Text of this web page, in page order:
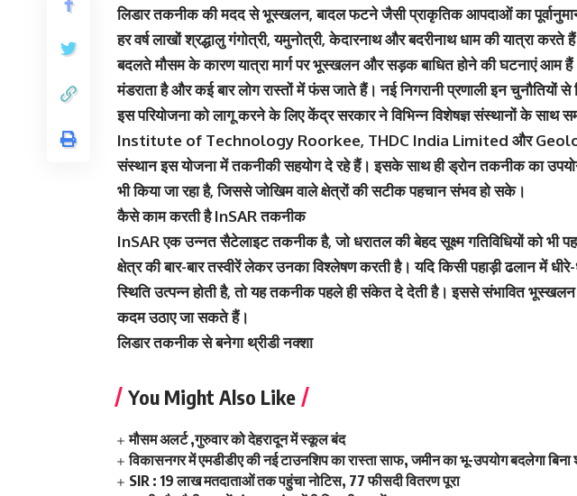
लिडार तकनीक की मदद से भूस्खलन, बादल फटने जैसी प्राकृतिक आपदाओं का
हर वर्ष लाखों श्रद्धालु गंगोत्री, यमुनोत्री, केदारनाथ और बदरीनाथ धाम की यात्रा
बदलते मौसम के कारण यात्रा मार्ग पर भूस्खलन और सड़क बाधित होने की घटनाएं आम हैं।
मंडराता है और कई बार लोग रास्तों में फंस जाते हैं। नई निगरानी प्रणाली इन चुनौतियों
इस परियोजना को लागू करने के लिए केंद्र सरकार ने विभिन्न विशेषज्ञ संस्थानों के साथ
Institute of Technology Roorkee, THDC India Limited और
संस्थान इस योजना में तकनीकी सहयोग दे रहे हैं। इसके साथ ही ड्रोन तकनीक का
भी किया जा रहा है, जिससे जोखिम वाले क्षेत्रों की सटीक पहचान संभव हो सके।
कैसे काम करती है InSAR तकनीक
InSAR एक उन्नत सैटेलाइट तकनीक है, जो धरातल की बेहद सूक्ष्म गतिविधियों को भी
क्षेत्र की बार-बार तस्वीरें लेकर उनका विश्लेषण करती है। यदि किसी पहाड़ी ढलान में
स्थिति उत्पन्न होती है, तो यह तकनीक पहले ही संकेत दे देती है। इससे संभावित
कदम उठाए जा सकते हैं।
लिडार तकनीक से बनेगा थ्रीडी नक्शा
You Might Also Like
मौसम अलर्ट ,गुरुवार को देहरादून में स्कूल बंद
विकासनगर में एमडीडीए की नई टाउनशिप का रास्ता साफ, जमीन का भू-उपयोग बदलेगा
SIR : 19 लाख मतदाताओं तक पहुंचा नोटिस, 77 फीसदी वितरण पूरा